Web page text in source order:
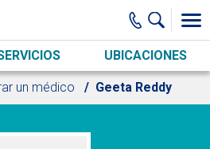
UBICACIONES
un médico Geeta Reddy